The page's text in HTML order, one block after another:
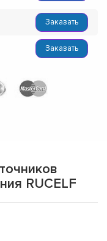
Заказать
Заказать
RUCELF